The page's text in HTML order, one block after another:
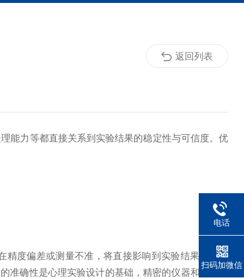
能力等都直接关系到实验结果的稳定性与可信度。优
精度偏差或测量不准，将直接影响到实验结果的有效
准确性是心理实验设计的基础，精密的仪器和精确的
返回列表
电话
扫码加微信